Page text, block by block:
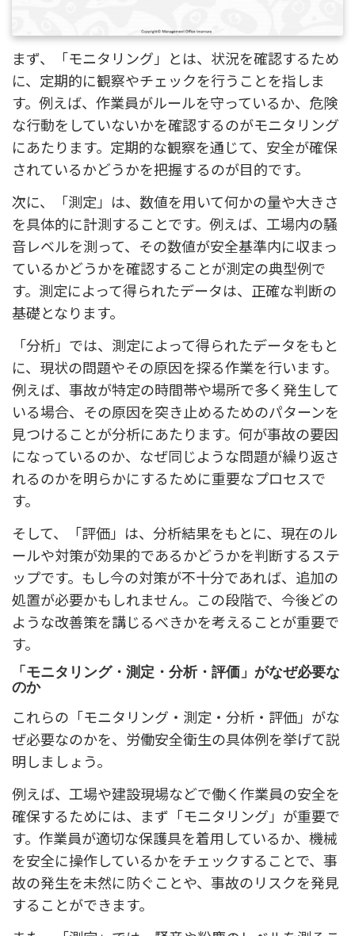
まず、「モニタリング」とは、状況を確認するため
に、定期的に観察やチェックを行うことを指しま
す。例えば、作業員がルールを守っているか、危険
な行動をしていないかを確認するのがモニタリング
にあたります。定期的な観察を通じて、安全が確保
されているかどうかを把握するのが目的です。
次に、「測定」は、数値を用いて何かの量や大きさ
を具体的に計測することです。例えば、工場内の騒
音レベルを測って、その数値が安全基準内に収まっ
ているかどうかを確認することが測定の典型例で
す。測定によって得られたデータは、正確な判断の
基礎となります。
「分析」では、測定によって得られたデータをもと
に、現状の問題やその原因を探る作業を行います。
例えば、事故が特定の時間帯や場所で多く発生して
いる場合、その原因を突き止めるためのパターンを
見つけることが分析にあたります。何が事故の要因
になっているのか、なぜ同じような問題が繰り返さ
れるのかを明らかにするために重要なプロセスで
す。
そして、「評価」は、分析結果をもとに、現在のル
ールや対策が効果的であるかどうかを判断するステ
ップです。もし今の対策が不十分であれば、追加の
処置が必要かもしれません。この段階で、今後どの
ような改善策を講じるべきかを考えることが重要で
す。
「モニタリング・測定・分析・評価」がなぜ必要な
のか
これらの「モニタリング・測定・分析・評価」がな
ぜ必要なのかを、労働安全衛生の具体例を挙げて説
明しましょう。
例えば、工場や建設現場などで働く作業員の安全を
確保するためには、まず「モニタリング」が重要で
す。作業員が適切な保護具を着用しているか、機械
を安全に操作しているかをチェックすることで、事
故の発生を未然に防ぐことや、事故のリスクを発見
することができます。